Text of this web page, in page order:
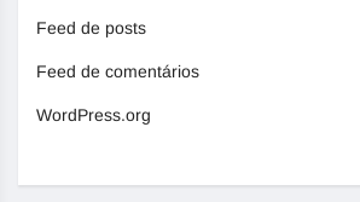
Feed de posts
Feed de comentários
WordPress.org